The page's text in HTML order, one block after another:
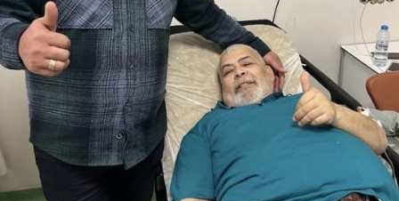
WhatsApp
İhbar Hattı
Facebook